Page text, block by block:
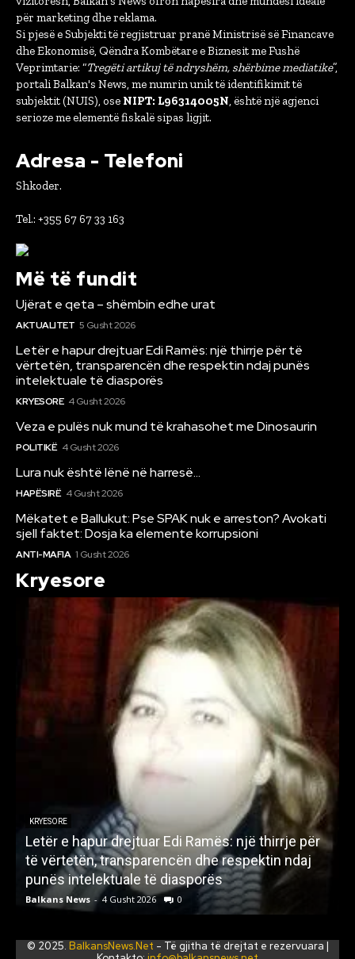
për marketing dhe reklama.
Si pjesë e Subjekti të regjistruar pranë Ministrisë së Financave
dhe Ekonomisë, Qëndra Kombëtare e Biznesit me Fushë
Veprimtarie: “Tregëti artikuj të ndryshëm, shërbime mediatike”,
portali Balkan's News, me numrin unik të identifikimit të
subjektit (NUIS), ose NIPT: L96314005N, është një agjenci
serioze me elementë fiskalë sipas ligjit.
Adresa - Telefoni
Shkoder.
Tel.: +355 67 67 33 163
Më të fundit
Ujërat e qeta – shëmbin edhe urat
AKTUALITET 5 Gusht 2026
Letër e hapur drejtuar Edi Ramës: një thirrje për të
vërtetën, transparencën dhe respektin ndaj punës
intelektuale të diasporës
KRYESORE 4 Gusht 2026
Veza e pulës nuk mund të krahasohet me Dinosaurin
POLITIKË 4 Gusht 2026
Lura nuk është lënë në harresë…
HAPËSIRË 4 Gusht 2026
Mëkatet e Ballukut: Pse SPAK nuk e arreston? Avokati
sjell faktet: Dosja ka elemente korrupsioni
ANTI-MAFIA 1 Gusht 2026
Kryesore
KRYESORE
Letër e hapur drejtuar Edi Ramës: një thirrje për
të vërtetën, transparencën dhe respektin ndaj
punës intelektuale të diasporës
Balkans News - 4 Gusht 2026 0
© 2025. BalkansNews.Net - Të gjitha të drejtat e rezervuara |